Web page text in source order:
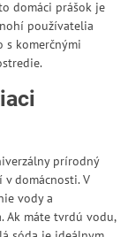
domáci prášok je
používatelia
s komerčnými
prírodný
domácnosti. V
vody a
Ak máte tvrdú vodu,